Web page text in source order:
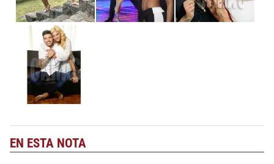
EN ESTA NOTA